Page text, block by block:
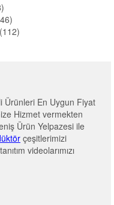
(112)
En Uygun Fiyat
Hizmet vermekten
Ürün Yelpazesi ile
çeşitlerimizi
videolarımızı